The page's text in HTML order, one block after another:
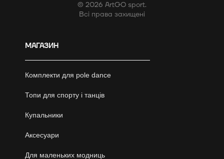
© 2026 ArtGO sport.
Всі права захищені
МАГАЗИН
Комплекти для pole dance
Топи для спорту і танців
Купальники
Аксесуари
Для маленьких модниць